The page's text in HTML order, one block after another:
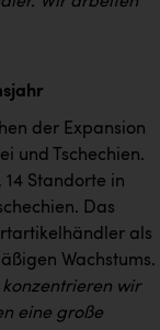
der Expansion
und Tschechien.
14 Standorte in
Das
als
Wachstums.
konzentrieren wir
eine große